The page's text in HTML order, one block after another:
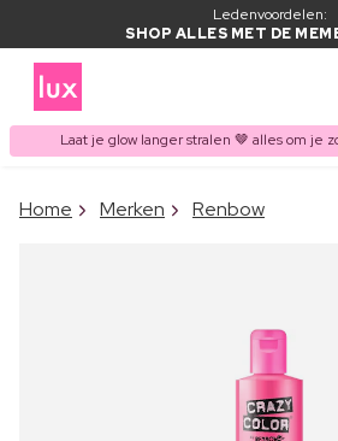
Ledenvoordelen:
SHOP ALLES MET DE
Laat je glow langer stralen 🤎 alles om je
ITEM TOEGEVOEGD
Home Merken Renbow